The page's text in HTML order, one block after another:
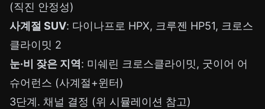
(직진 안정성)
사계절 SUV: 다이나프로 HPX, 크루젠 HP51, 크로스
클라이밋 2
눈·비 잦은 지역 : 미쉐린 크로스클라이밋, 굿이어 어
슈어런스 (사계절+윈터)
3단계. 채널 결정 (위 시뮬레이션 참고)